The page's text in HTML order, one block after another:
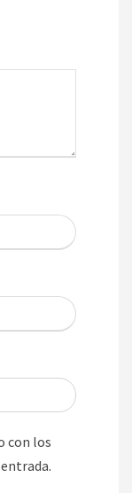
con los